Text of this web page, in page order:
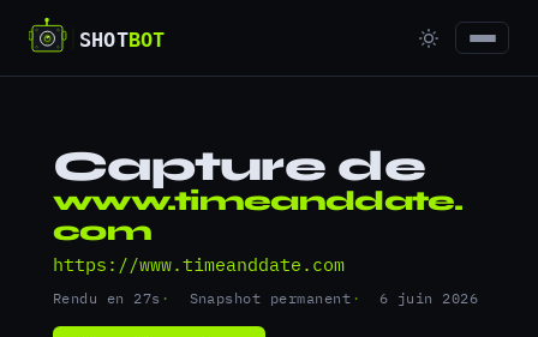
Capture de
www.timeanddate.
com
https://www.timeanddate.com
Rendu en 27s Snapshot permanent 6 juin 2026